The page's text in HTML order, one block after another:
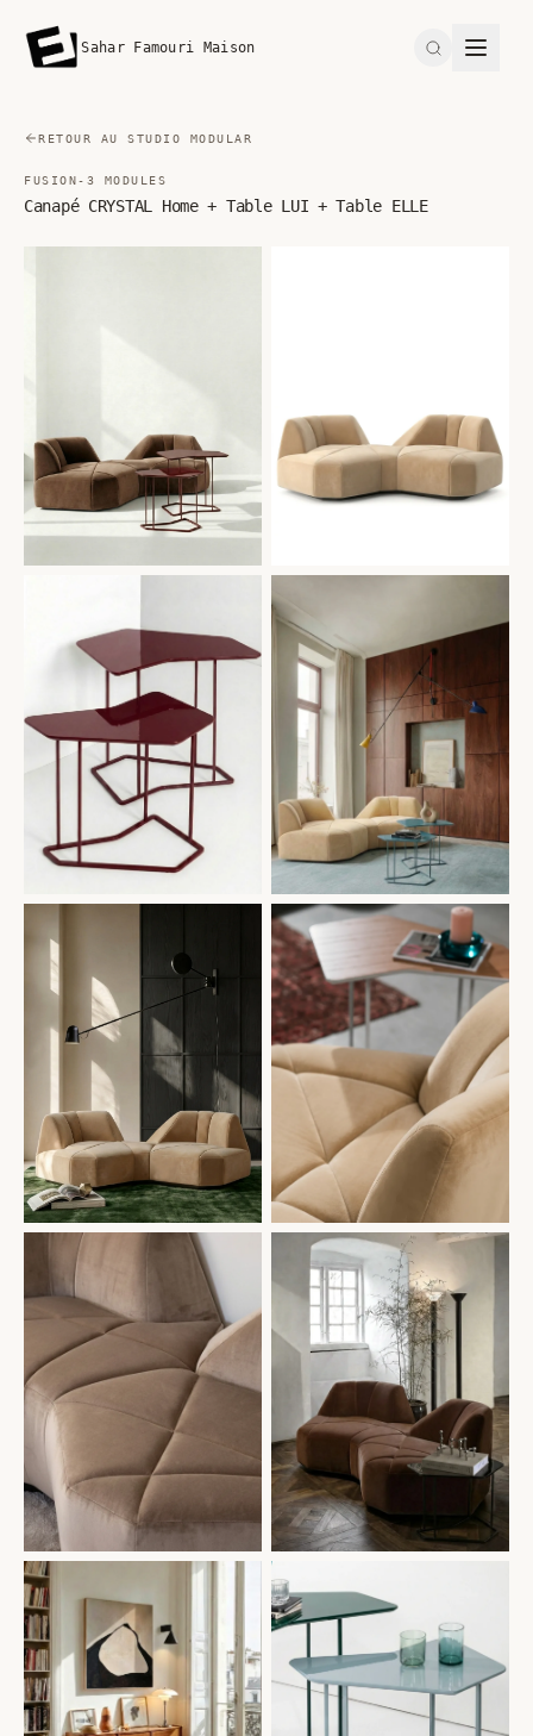
Sahar Famouri Maison
Search
RETOUR AU STUDIO MODULAR
FUSION-3 MODULES
Canapé CRYSTAL Home + Table LUI + Table ELLE